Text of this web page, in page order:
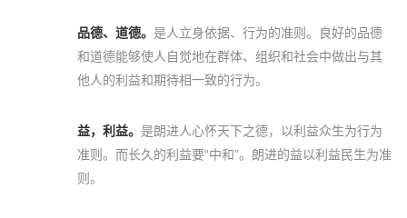
品德、道德。 是人立身依据、行为的准则。良好的品德
和道德能够使人自觉地在群体、组织和社会中做出与其
他人的利益和期待相一致的行为。
益，利益。 是朗进人心怀天下之德，以利益众生为行为
准则。而长久的利益要“中和”。朗进的益以利益民生为准
则。